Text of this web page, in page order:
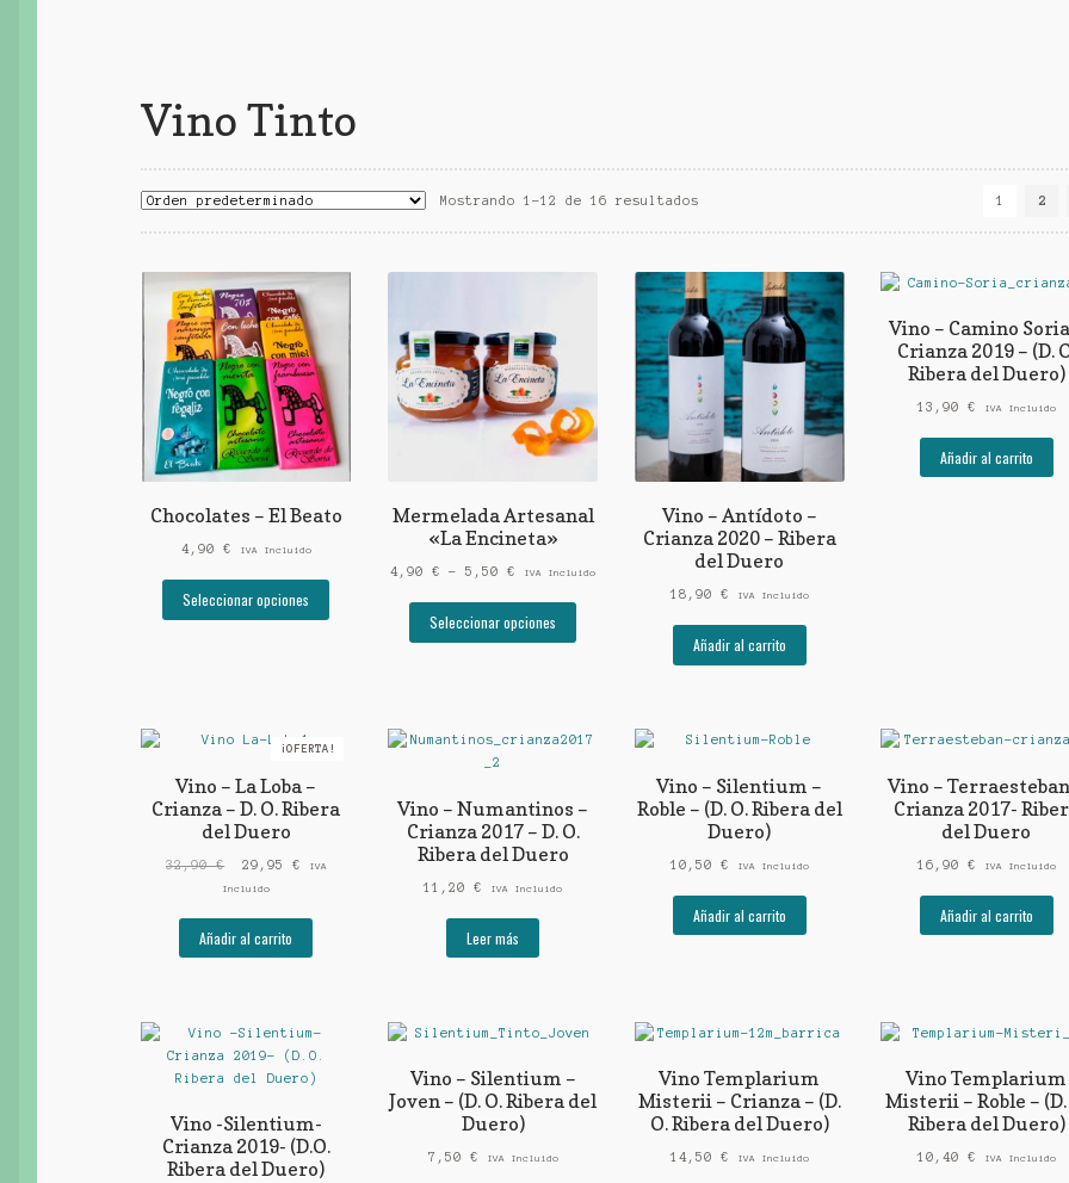
Vino Tinto
Mostrando 1–12 de 16 resultados 1 2
Chocolates – El Beato
4,90 € IVA Incluido
Seleccionar opciones
se
en
Mermelada Artesanal
«La Encineta»
4,90€ - 5,50€ Rango
precios:
IVA Incluido
Seleccionar opciones
opciones
elegir
en
Vino – Antídoto –
Crianza 2020 – Ribera
del Duero
18,90 € IVA Incluido
Añadir al carrito
Vino – Camino
Crianza 2019 – (D.
Ribera del Duero)
13,90 € IVA Incluido
Añadir al carrito
Vino – La Loba –
Crianza – D. O. Ribera
del Duero
¡OFERTA!
32,90€
El
precio
era:
29,95 €El
29,95 €.
IVA
Incluido
Añadir al carrito
Vino – Numantinos –
Crianza 2017 – D. O.
Ribera del Duero
11,20€ IVA Incluido
Leer más
Vino – Silentium –
Roble – (D. O. Ribera del
Duero)
10,50 € IVA Incluido
Añadir al carrito
Vino –
Crianza 2017-
del Duero
16,90 € IVA Incluido
Añadir al carrito
Vino -Silentium-
Crianza 2019- (D.O.
Ribera del Duero)
Vino – Silentium –
Joven – (D. O. Ribera del
Duero)
7,50 € IVA Incluido
Vino Templarium
Misterii – Crianza – (D.
O. Ribera del Duero)
14,50 € IVA Incluido
Vino Templarium
Misterii – Roble – (D.
Ribera del Duero)
10,40 € IVA Incluido